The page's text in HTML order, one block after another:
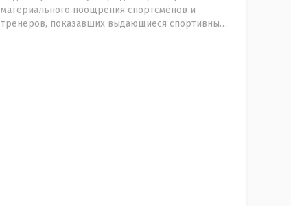
материального поощрения спортсменов и
тренеров, показавших выдающиеся спортивные